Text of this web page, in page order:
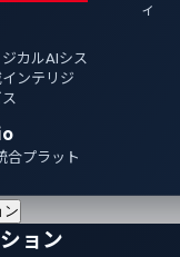
カルAIシス
ンテリジ
合プラット
ィ
ン
ョン
では、コ
脆弱性に焦点
トであり、初
用に対し、合
されました。